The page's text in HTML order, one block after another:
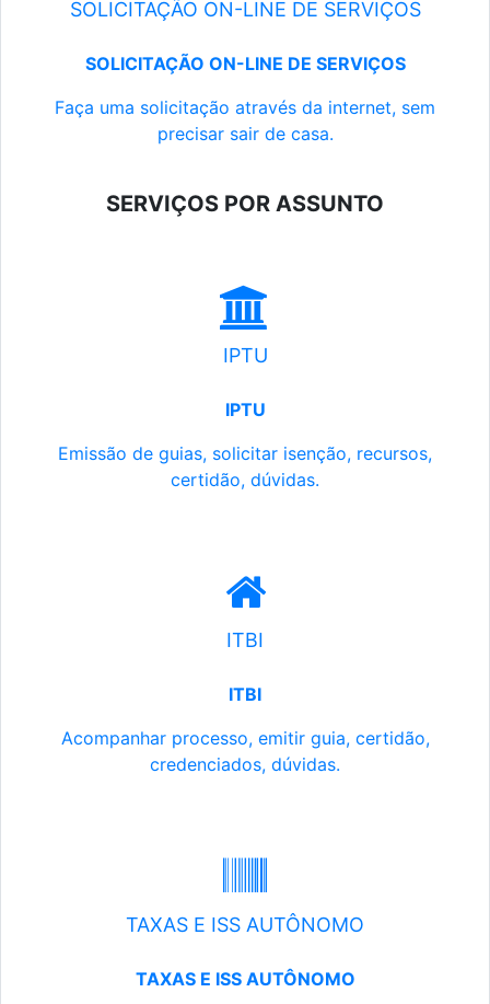
SOLICITAÇÃO ON-LINE DE SERVIÇOS
SOLICITAÇÃO ON-LINE DE SERVIÇOS
Faça uma solicitação através da internet, sem
precisar sair de casa.
SERVIÇOS POR ASSUNTO
IPTU
IPTU
Emissão de guias, solicitar isenção, recursos,
certidão, dúvidas.
ITBI
ITBI
Acompanhar processo, emitir guia, certidão,
credenciados, dúvidas.
TAXAS E ISS AUTÔNOMO
TAXAS E ISS AUTÔNOMO